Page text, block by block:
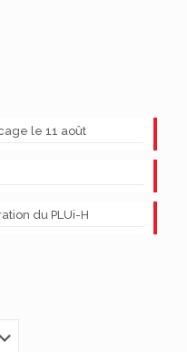
le 11 août
du PLUi-H